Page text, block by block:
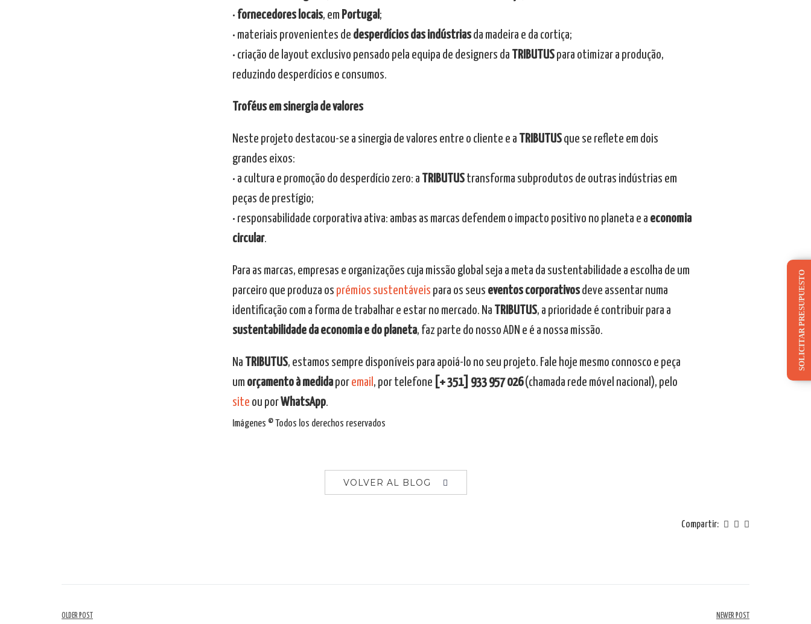
• fornecedores locais, em Portugal ;
• materiais provenientes de desperdícios das indústriasda madeira e da cortiça;
• criação de layout exclusivo pensado pela equipa de designers da TRIBUTUSpara otimizar a produção,
reduzindo desperdícios e consumos.
Troféus em sinergia de valores
Neste projeto destacou-se a sinergia de valores entre o cliente e a TRIBUTUSque se reflete em dois
grandes eixos:
• a cultura e promoção do desperdício zero: a
TRIBUTUStransforma subprodutos de outras indústrias em
peças de prestígio;
• responsabilidade corporativa ativa: ambas as marcas defendem o impacto positivo no planeta e a economia
circular.
Para as marcas, empresas e organizações cuja missão global seja a meta da sustentabilidade a escolha de um
parceiro que produza os prémios sustentáveis para os seus eventos corporativosdeve assentar numa
identificação com a forma de trabalhar e estar no mercado. Na
TRIBUTUS, a prioridade é contribuir para a
sustentabilidade da economia e do planeta, faz parte do nosso ADN e é a nossa missão.
Na TRIBUTUS, estamos sempre disponíveis para apoiá-lo no seu projeto. Fale hoje mesmo connosco e peça
um orçamento à medidapor email , por telefone [+ 351] 933 957 026(chamada rede móvel nacional), pelo
site ou porWhatsApp.
Imágenes © Todos los derechos reservados
VOLVER AL BLOG
Compartir:
Navegación
OLDER POST NEWER POST
SOLICITAR PRESUPUESTO